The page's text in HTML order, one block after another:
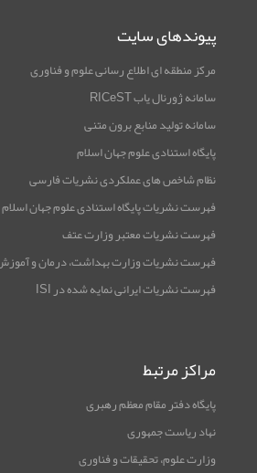
پیوندهای سایت
مرکز منطقه ای اطلاع رسانی علوم و فناوری
سامانه ژورنال یاب RICeST
سامانه تولید منابع برون متنی
پایگاه استنادی علوم جهان اسلام
نظام شاخص های عملکردی نشریات فارسی
فهرست نشریات پایگاه استنادی علوم جهان اسلام
فهرست نشریات معتبر وزارت عتف
فهرست نشریات وزارت بهداشت، درمان و
فهرست نشریات ایرانی نمایه شده در ISI
مراکز مرتبط
پایگاه دفتر مقام معظم رهبری
نهاد ریاست جمهوری
وزارت علوم، تحقیقات و فناوری